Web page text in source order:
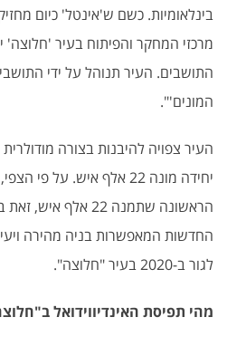
בינלאומיות. כשם ש'אינטל' כיום
מרכזי המחקר והפיתוח בעיר 'חלוצה'
התושבים. העיר תנוהל על ידי
המונים'".
הראשונה שתמנה 22
לגור ב-2020 בעיר "חלוצה".
מהי תפיסת האינדיווידואל